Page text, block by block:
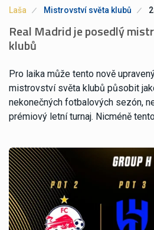
Laša Mistrovství světa klubů
Real Madrid je posedlý
klubů
Pro laika může tento nově
mistrovství světa klubů působit
nekonečných fotbalových sezón,
prémiový letní turnaj. Nicméně